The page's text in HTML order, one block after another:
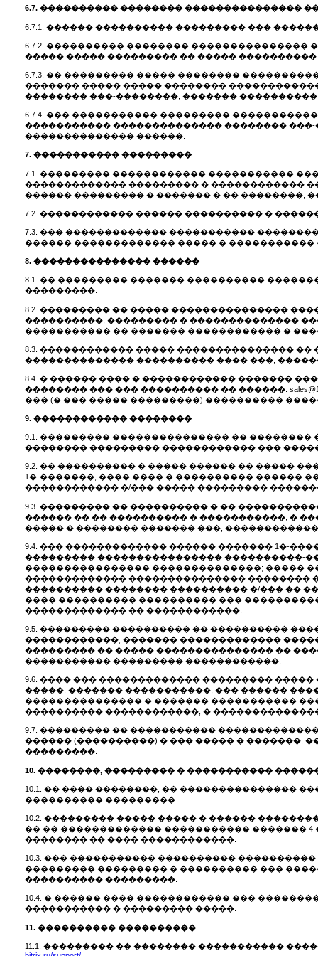
6.7. ���������� �������� ���������������
6.7.1. ������ ���������� ��������� ���
6.7.2. ���������� ��������
����� ����� ��������� �� �����
6.7.3. �� ��������� ����� ��������
������� ����� ����� ��������
�������� ���-��������, �������
6.7.4. ��� ����������� ���������
����������� �������������� ��������
�������������� ������.
7. ����������� ���������
7.1. ��������� ������������ �����������
������������� ��������� � ������������
������ ��������� � ������� � �� ��������,
7.2. ������������ ������ ���������� �
7.3. ��� ������������� �����������
������ ������������� ����� �
8. ��������������� ������
8.1. �� ��������� ������� ����������
���������.
8.2. ��������� �� ����� ���������������
����������, ��������� � ��������������
����������� �� ������� ������������ �
8.3. ������������ ����� ���������������
�������������� ���������� ���� ���,
8.4. � ������ ���� � ������������ �������
�������� ��� ��� ���������� �� ������:
��� (� ��� ����� ���������) ����������
9. ������������ ��������
9.1. ��������� ��������������� ��
�������� ��������� ������������ ���
9.2. �� ���������� � ����� ������ �� �����
1�-�������, ���� ���� � ���������� ������
������������ �/��� ����� ���������
9.3. ��������� �� ���������� � ��
������ �� �� ���������� � �����������, �
����� � �������� ������� ���,
9.4. ��� ������������� ������ ������� 1�-
��������� ���������������� ����������-
���������������� ��������������; �����
������������� ��������������� ��������
���������� �������� ���������� �/��� ��
���� ���������� ���������� ���
������������� �� ������������.
9.5. ��������� ���������� �� ����������
������������, ������� �������������
��������� �� ����� ��������������� ��
����������� ��������� ������������.
9.6. ���� ��� ������������� ���������
�����. ������� �����������, ��� ������
��������������� � ������� �����������
���������� ������������, �
9.7. ��������� �� �����������
������ (����������) � ��� ����� � �������,
���������.
10. ��������, ��������� � �����������
10.1. �� ���� ��������, �� ���������������
���������� ���������.
10.2. ��������� ����� ����� � ������
�� �� ������������� ����������� �������
�������� �� ���� ������������.
10.3. ��� ����������� ����������
��������� ��������� � ���������� ���
���������� ���������.
10.4. � ������ ���� ������������ ���
����������� � ��������� �����.
11. ���������� ����������
11.1. ��������� �� �������� �����������